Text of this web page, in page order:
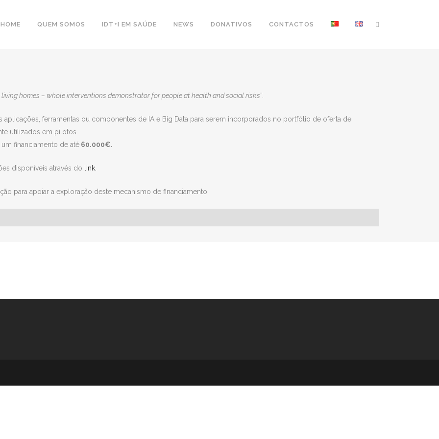
HOME QUEM SOMOS IDT+I EM SAÚDE NEWS DONATIVOS CONTACTOS
living homes – whole interventions demonstrator for people at health and social risks”.
aplicações, ferramentas ou componentes de IA e Big Data para serem incorporados no portfólio de oferta de
utilizados em pilotos.
financiamento de até 60.000€.
disponíveis através do link.
para apoiar a exploração deste mecanismo de financiamento.